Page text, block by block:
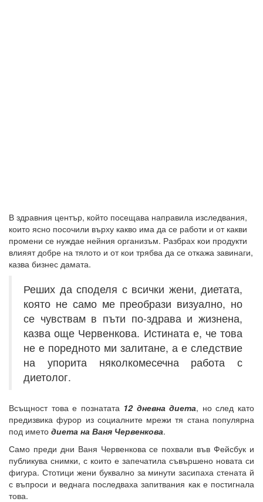
В здравния център, който посещава направила изследвания,
които ясно посочили върху какво има да се работи и от какви
промени се нуждае нейния организъм. Разбрах кои продукти
влияят добре на тялото и от кои трябва да се откажа завинаги,
казва бизнес дамата.
Реших да споделя с всички жени, диетата,
която не само ме преобрази визуално, но
се чувствам в пъти по-здрава и жизнена,
казва още Червенкова. Истината е, че това
не е поредното ми залитане, а е следствие
на упорита няколкомесечна работа с
диетолог.
Всъщност това е познатата 12 дневна диета, но след като
предизвика фурор из социалните мрежи тя стана популярна
под името диета на Ваня Червенкова.
Само преди дни Ваня Червенковасе похвали във Фейсбук и
публикува снимки, с които е запечатила съвършено новата си
фигура. Стотици жени буквално за минути засипаха стената й
с въпроси и веднага последваха запитвания как е постигнала
това.